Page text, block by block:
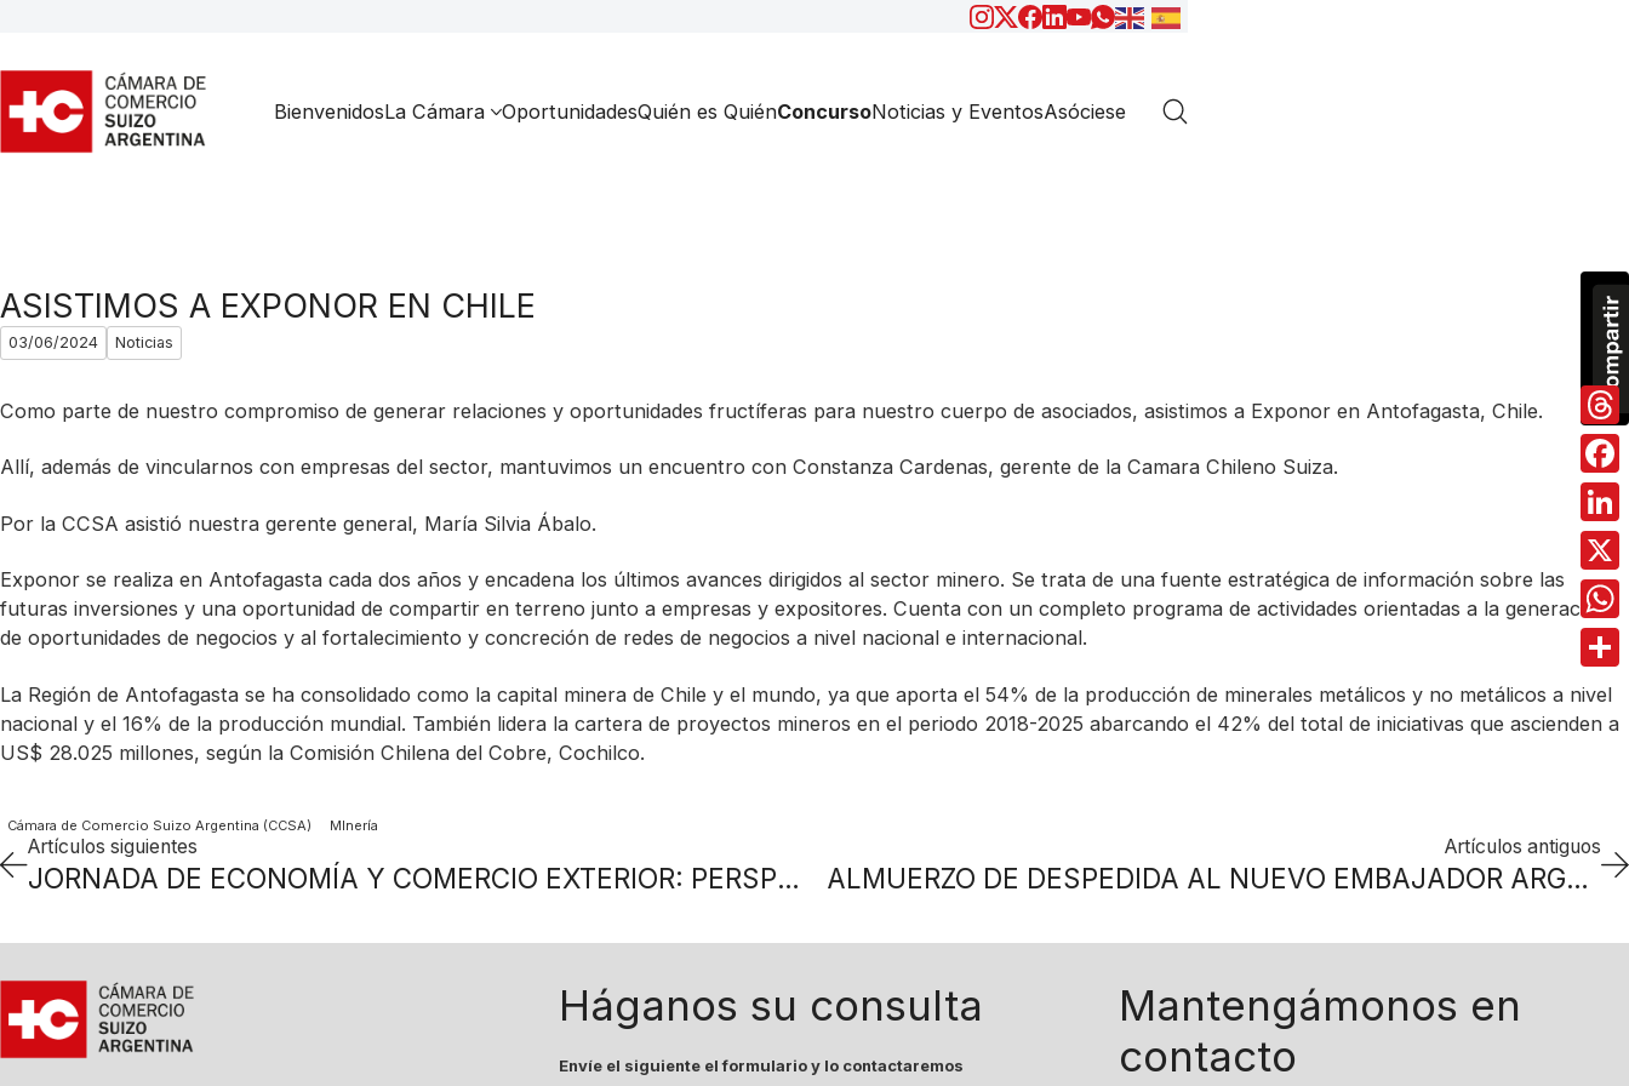
BienvenidosLa Cámara OportunidadesQuién es QuiénConcursoNoticias y EventosAsóciese
ASISTIMOS A EXPONOR EN CHILE
03/06/2024 Noticias
Como parte de nuestro compromiso de generar relaciones y oportunidades fructíferas para nuestro cuerpo de asociados, asistimos a Exponor en Antofagasta, Chile.
Allí, además de vincularnos con empresas del sector, mantuvimos un encuentro con Constanza Cardenas, gerente de la Camara Chileno Suiza.
Por la CCSA asistió nuestra gerente general, María Silvia Ábalo.
Exponor se realiza en Antofagasta cada dos años y encadena los últimos avances dirigidos al sector minero. Se trata de una fuente estratégica de información sobre las
futuras inversiones y una oportunidad de compartir en terreno junto a empresas y expositores. Cuenta con un completo programa de actividades orientadas a la generación
de oportunidades de negocios y al fortalecimiento y concreción de redes de negocios a nivel nacional e internacional.
La Región de Antofagasta se ha consolidado como la capital minera de Chile y el mundo, ya que aporta el 54% de la producción de minerales metálicos y no metálicos a nivel
nacional y el 16% de la producción mundial. También lidera la cartera de proyectos mineros en el periodo 2018-2025 abarcando el 42% del total de iniciativas que ascienden a
US$ 28.025 millones, según la Comisión Chilena del Cobre, Cochilco.
Cámara de Comercio Suizo Argentina (CCSA) MInería
ALMUERZO DE DESPEDIDA AL NUEVO EMBAJADOR ARGENTINO EN SUIZA
Artículos antiguos
JORNADA DE ECONOMÍA Y COMERCIO EXTERIOR: PERSPECTIVAS PARA EL SEGUNDO SEMESTRE
Artículos siguientes
Háganos su consulta
Envíe el siguiente el formulario y lo contactaremos
Mantengámonos en
contacto
X